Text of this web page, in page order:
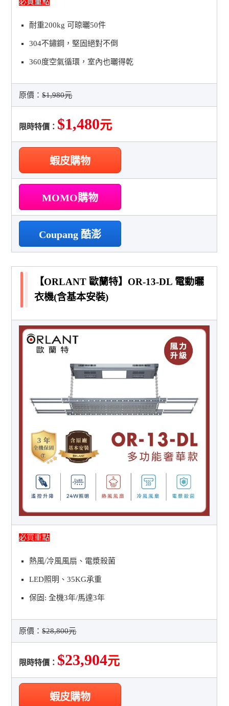
耐重200kg 可晾曬50件
304不鏽鋼，堅固絕對不倒
360度空氣循環，室內也曬得乾
原價：$1,980元
限時特價： $1,480元
蝦皮購物
MOMO購物
Coupang 酷澎
【ORLANT 歐蘭特】OR-13-DL 電動曬
衣機(含基本安裝)
必買重點
熱風/冷風風扇、電漿殺菌
LED照明、35KG承重
保固: 全機3年/馬達3年
原價：$28,800元
限時特價： $23,904元
蝦皮購物